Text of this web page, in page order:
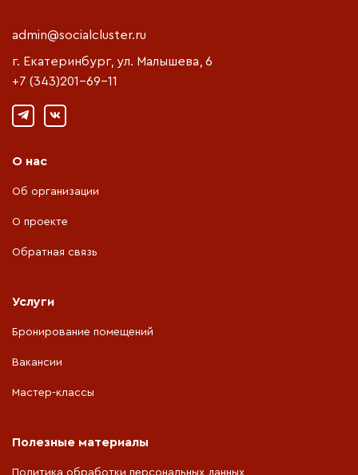
admin@socialcluster.ru
г. Екатеринбург, ул. Малышева, 6
+7 (343)201-69-11
О нас
Об организации
О проекте
Обратная связь
Услуги
Бронирование помещений
Вакансии
Мастер-классы
Полезные материалы
Политика обработки персональных данных